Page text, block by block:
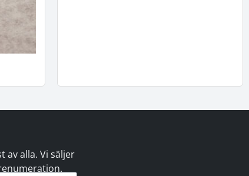
av alla. Vi säljer